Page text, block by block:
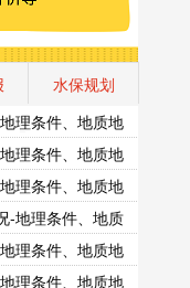
水保规划
理条件、地质地
系图
理条件、地质地
系图
理条件、地质地
系图
-地理条件、地质
水系图
理条件、地质地
系图
理条件、地质地